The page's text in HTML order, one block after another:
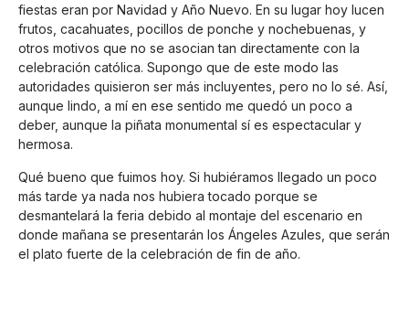
fiestas eran por Navidad y Año Nuevo. En su lugar hoy lucen
frutos, cacahuates, pocillos de ponche y nochebuenas, y
otros motivos que no se asocian tan directamente con la
celebración católica. Supongo que de este modo las
autoridades quisieron ser más incluyentes, pero no lo sé. Así,
aunque lindo, a mí en ese sentido me quedó un poco a
deber, aunque la piñata monumental sí es espectacular y
hermosa.
Qué bueno que fuimos hoy. Si hubiéramos llegado un poco
más tarde ya nada nos hubiera tocado porque se
desmantelará la feria debido al montaje del escenario en
donde mañana se presentarán los Ángeles Azules, que serán
el plato fuerte de la celebración de fin de año.